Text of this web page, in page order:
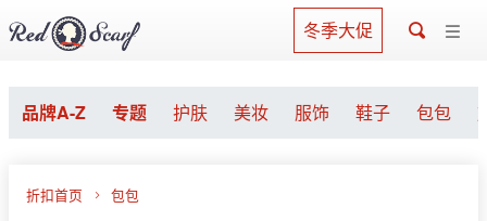
冬季大促
品牌A-Z 专题 护肤 美妆 服饰 鞋子 包包
折扣首页 包包